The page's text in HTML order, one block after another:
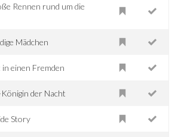
Rennen rund um die
Mädchen
in einen Fremden
der Nacht
Story